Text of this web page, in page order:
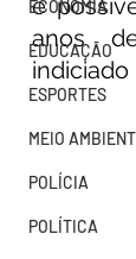
ECONOMIA
EDUCAÇÃO
ESPORTES
MEIO
POLÍCIA
POLÍTICA
e
anos
indiciado